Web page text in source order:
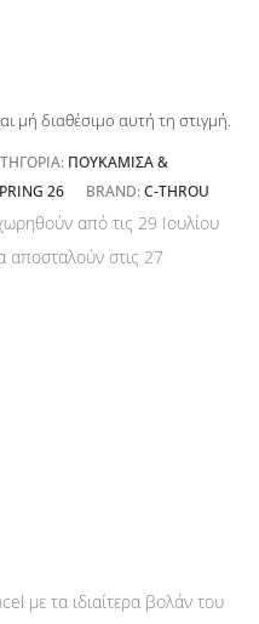
μή διαθέσιμο αυτή τη στιγμή.
ΠΟΥΚΆΜΙΣΑ &
26 BRAND:C-THROU
από τις 29 Ιουλίου
αποσταλούν στις 27
με τα ιδιαίτερα βολάν του